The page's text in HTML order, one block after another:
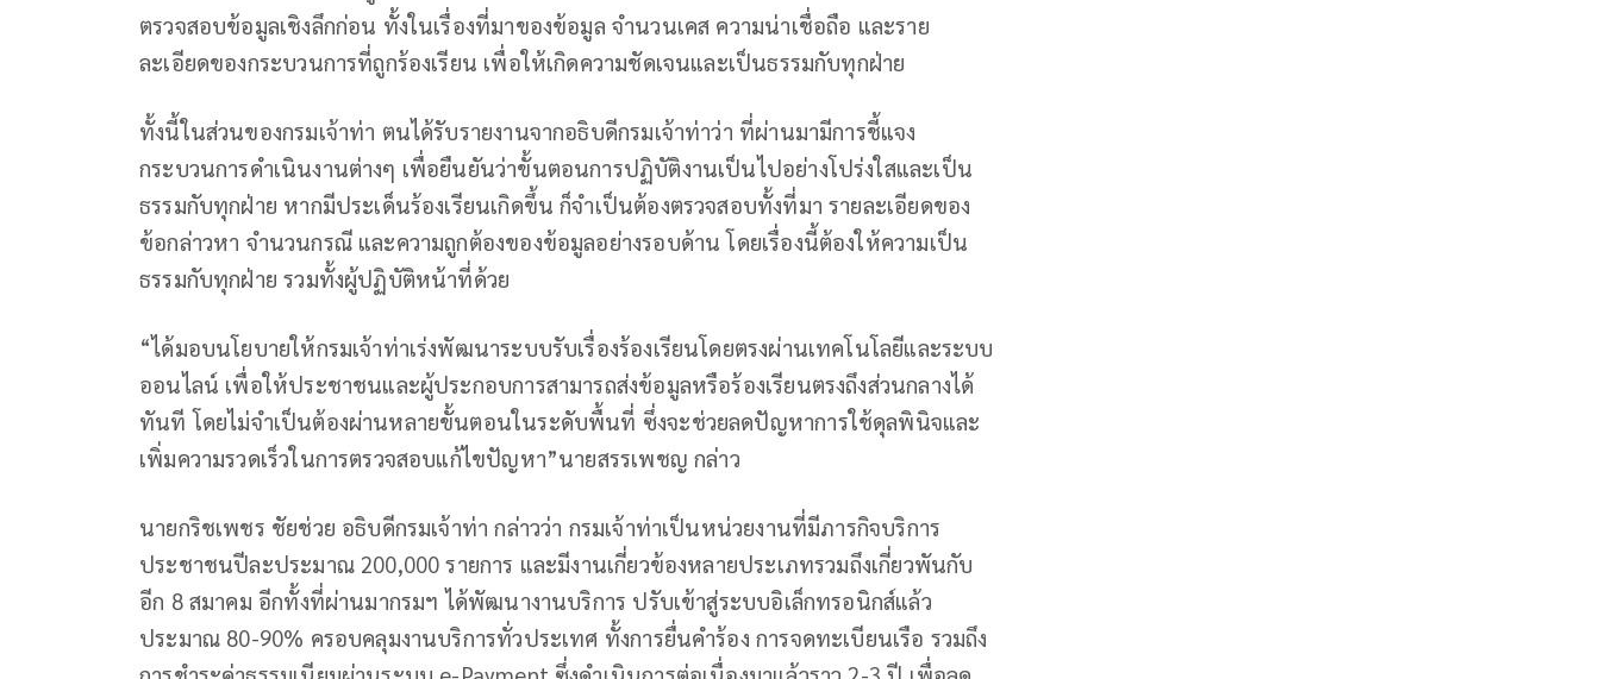
ตรวจสอบข้อมูลเชิงลึกก่อน ทั้งในเรื่องที่มาของข้อมูล จำนวนเคส ความน่าเชื่อถือ และราย
ละเอียดของกระบวนการที่ถูกร้องเรียน เพื่อให้เกิดความชัดเจนและเป็นธรรมกับทุกฝ่าย
ทั้งนี้ในส่วนของกรมเจ้าท่า ตนได้รับรายงานจากอธิบดีกรมเจ้าท่าว่า ที่ผ่านมามีการชี้แจง
กระบวนการดำเนินงานต่างๆ เพื่อยืนยันว่าขั้นตอนการปฏิบัติงานเป็นไปอย่างโปร่งใสและเป็น
ธรรมกับทุกฝ่าย หากมีประเด็นร้องเรียนเกิดขึ้น ก็จำเป็นต้องตรวจสอบทั้งที่มา รายละเอียดของ
ข้อกล่าวหา จำนวนกรณี และความถูกต้องของข้อมูลอย่างรอบด้าน โดยเรื่องนี้ต้องให้ความเป็น
ธรรมกับทุกฝ่าย รวมทั้งผู้ปฏิบัติหน้าที่ด้วย
“ได้มอบนโยบายให้กรมเจ้าท่าเร่งพัฒนาระบบรับเรื่องร้องเรียนโดยตรงผ่านเทคโนโลยีและระบบ
ออนไลน์ เพื่อให้ประชาชนและผู้ประกอบการสามารถส่งข้อมูลหรือร้องเรียนตรงถึงส่วนกลางได้
ทันที โดยไม่จำเป็นต้องผ่านหลายขั้นตอนในระดับพื้นที่ ซึ่งจะช่วยลดปัญหาการใช้ดุลพินิจและ
เพิ่มความรวดเร็วในการตรวจสอบแก้ไขปัญหา”นายสรรเพชญ กล่าว
นายกริชเพชร ชัยช่วย อธิบดีกรมเจ้าท่า กล่าวว่า กรมเจ้าท่าเป็นหน่วยงานที่มีภารกิจบริการ
ประชาชนปีละประมาณ 200,000 รายการ และมีงานเกี่ยวข้องหลายประเภทรวมถึงเกี่ยวพันกับ
อีก 8 สมาคม อีกทั้งที่ผ่านมากรมฯ ได้พัฒนางานบริการ ปรับเข้าสู่ระบบอิเล็กทรอนิกส์แล้ว
ประมาณ 80-90% ครอบคลุมงานบริการทั่วประเทศ ทั้งการยื่นคำร้อง การจดทะเบียนเรือ รวมถึง